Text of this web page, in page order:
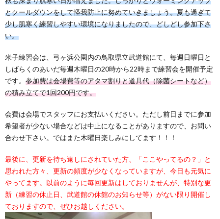
とクールダウンをして怪我防止に努めていきましょう。夏も過ぎて
少し肌寒く練習しやすい環境になりましたので、どしどし参加下さ
い。
米子練習会は、弓ヶ浜公園内の鳥取県立武道館にて、毎週日曜日と
しばらくのあいだ毎週木曜日の20時から22時まで練習会を開催予定
です。 参加費は会場費等のアタマ割りと道具代（除菌シートなど）
の積み立てで1回200円です。
会費は会場でスタッフにお支払いください。ただし前日までに参加
希望者が少ない場合などは中止になることがありますので、お問い
合わせ下さい。ではまた木曜日楽しみにしてます！！！
最後に、更新を待ち遠しにされていた方、「ここやってるの？」と
思われた方々、更新の頻度が少なくなっていますが、今日も元気に
やってます。以前のように毎回更新はしておりませんが、特別な更
新（練習の休止日、武道館の休館のお知らせ等）がない限り開催し
ておりますので、ぜひお越しください。